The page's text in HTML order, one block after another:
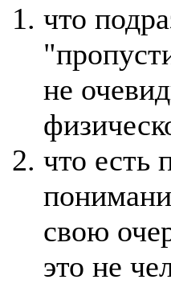
что
не
что есть
свою
это не